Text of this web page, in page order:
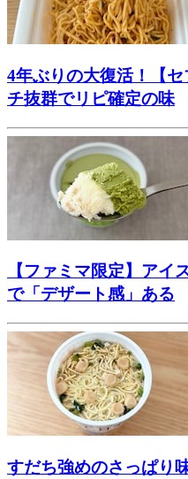
4年ぶりの大復活！【
チ抜群でリピ確定の味
【ファミマ限定】アイ
で「デザート感」ある
すだち強めのさっぱり